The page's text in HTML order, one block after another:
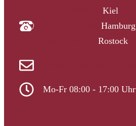
Kiel
Hamburg
Rostock
Mo-Fr 08:00 - 17:00 Uhr